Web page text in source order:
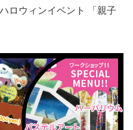
ロウィンイベント 「親子